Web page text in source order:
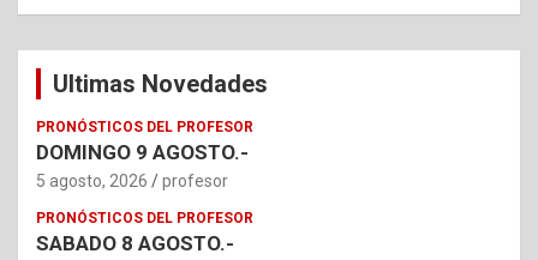
Ultimas Novedades
PRONÓSTICOS DEL PROFESOR
DOMINGO 9 AGOSTO.-
5 agosto, 2026 profesor
PRONÓSTICOS DEL PROFESOR
SABADO 8 AGOSTO.-